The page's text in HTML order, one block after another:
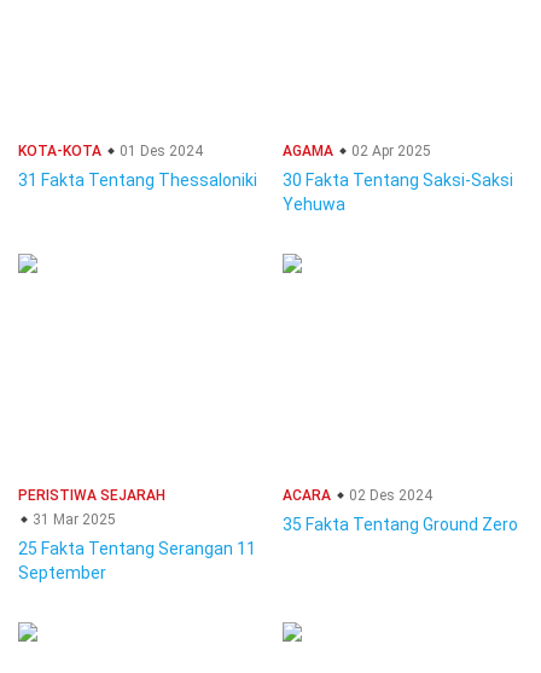
KOTA-KOTA 01 Des 2024
31 Fakta Tentang Thessaloniki
AGAMA 02 Apr 2025
30 Fakta Tentang Saksi-Saksi
Yehuwa
PERISTIWA SEJARAH
31 Mar 2025
25 Fakta Tentang Serangan 11
September
ACARA 02 Des 2024
35 Fakta Tentang Ground Zero